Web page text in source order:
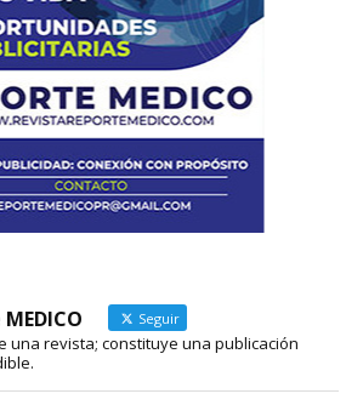
Seguir
una revista; constituye una publicación